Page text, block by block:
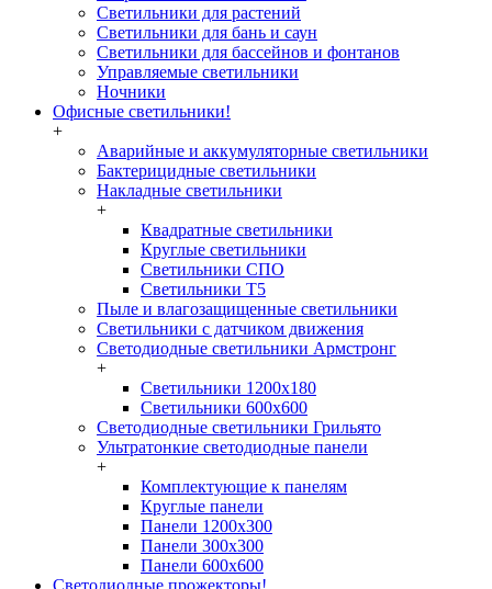
Светильники для растений
Светильники для бань и саун
Светильники для бассейнов и фонтанов
Управляемые светильники
Ночники
Офисные светильники!
+
Аварийные и аккумуляторные светильники
Бактерицидные светильники
Накладные светильники
+
Квадратные светильники
Круглые светильники
Светильники СПО
Светильники Т5
Пыле и влагозащищенные светильники
Светильники с датчиком движения
Светодиодные светильники Армстронг
+
Светильники 1200х180
Светильники 600х600
Светодиодные светильники Грильято
Ультратонкие светодиодные панели
+
Комплектующие к панелям
Круглые панели
Панели 1200х300
Панели 300х300
Панели 600х600
Светодиодные прожекторы!